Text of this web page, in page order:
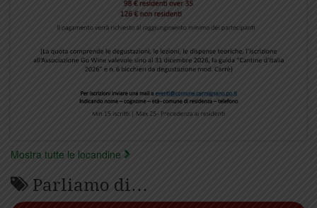
Mostra tutte le locandine
Parliamo di…